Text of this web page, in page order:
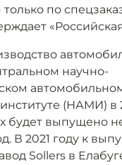
по
«Российская
научно-
(НАМИ) в
будет выпущено
В 2021 году к
Sollers в